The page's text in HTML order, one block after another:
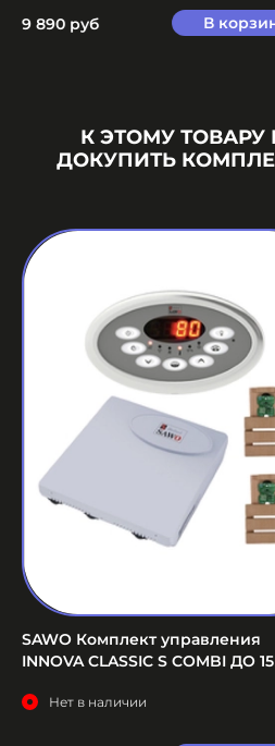
9 890 руб В
К ЭТОМУ
ДОКУПИТЬ
SAWO Комплект управления
INNOVA CLASSIC S COMBI ДО
Нет в наличии